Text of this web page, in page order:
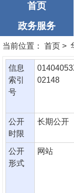
首页
政务服务
当前位置： 首页 >
信息
索引
号
02148
公开
时限
长期公开
公开
形式
网站